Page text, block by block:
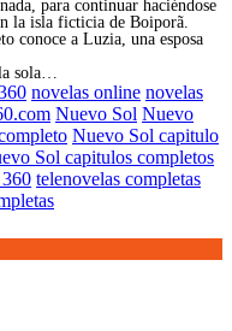
para continuar haciéndose
la isla ficticia de Boiporã.
conoce a Luzia, una esposa
sola…
novelas online novelas
Nuevo Sol Nuevo
Nuevo Sol capitulo
Sol capitulos completos
telenovelas completas